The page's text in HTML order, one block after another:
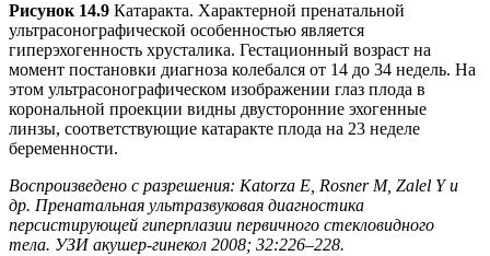
Рисунок 14.9 Катаракта. Характерной пренатальной
ультрасонографической особенностью является
гиперэхогенность хрусталика. Гестационный возраст на
момент постановки диагноза колебался от 14 до 34 недель. На
этом ультрасонографическом изображении глаз плода в
корональной проекции видны двусторонние эхогенные
линзы, соответствующие катаракте плода на 23 неделе
беременности.
Воспроизведено с разрешения: Katorza E, Rosner M, Zalel Y и
др. Пренатальная ультразвуковая диагностика
персистирующей гиперплазии первичного стекловидного
тела. УЗИ акушер-гинекол 2008; 32:226–228.